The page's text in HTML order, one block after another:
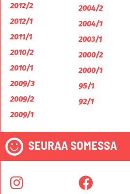
2012/2
2012/1
2011/1
2010/2
2010/1
2009/3
2009/2
2009/1
2004/2
2004/1
2003/1
2000/2
2000/1
95/1
92/1
SEURAA SOMESSA